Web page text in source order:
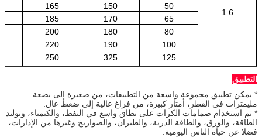
1.6
50
150
165
65
170
185
80
180
200
100
190
220
125
325
250
التطبيق
* يمكن تطبيق مجموعة واسعة من التطبيقات، من صغيرة إلى بضعة
مليمترات في القطر، أمتار كبيرة، من فراغ عالية إلى ضغط عال.
* تم استخدام صمامات الكرات على نطاق واسع في النفط، والكيمياء، وتوليد
الطاقة، والورق، والطاقة الذرية، والطيران، والصواريخ وغيرها من الإدارات،
فضلا عن حياة الناس اليومية.